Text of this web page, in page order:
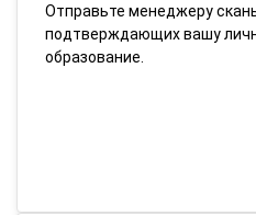
Отправьте менеджеру
подтверждающих вашу
образование.